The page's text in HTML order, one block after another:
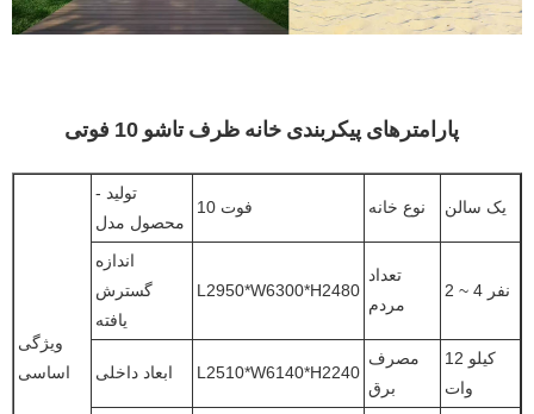
پارامترهای پیکربندی خانه ظرف تاشو 10 فوتی
ویژگی
اساسی
تولید -
محصول مدل
10 فوت نوع خانه یک سالن
اندازه
گسترش
یافته
L2950*W6300*H2480
تعداد
مردم
2 ~ 4 نفر
ابعاد داخلی L2510*W6140*H2240
مصرف
برق
12 کیلو
وات